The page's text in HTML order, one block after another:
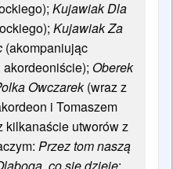
Kujawiak Dla
Kujawiak Za
(akompaniując
Oberek
Owczarek(wraz z
i Tomaszem
kilkanaście utworów z
Przez tom naszą
co się dzieje;